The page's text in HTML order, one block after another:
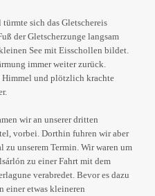
sich das Gletschereis
der Gletscherzunge langsam
See mit Eisschollen bildet.
immer weiter zurück.
und plötzlich krachte
wir an unserer dritten
vorbei. Dorthin fuhren wir aber
zu unserem Termin. Wir waren um
zu einer Fahrt mit dem
verabredet. Bevor es dazu
einer etwas kleineren